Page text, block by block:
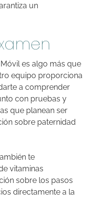
un
es algo más que
equipo proporciona
a comprender
con pruebas y
que planean ser
sobre paternidad
te
vitaminas
sobre los pasos
directamente a la